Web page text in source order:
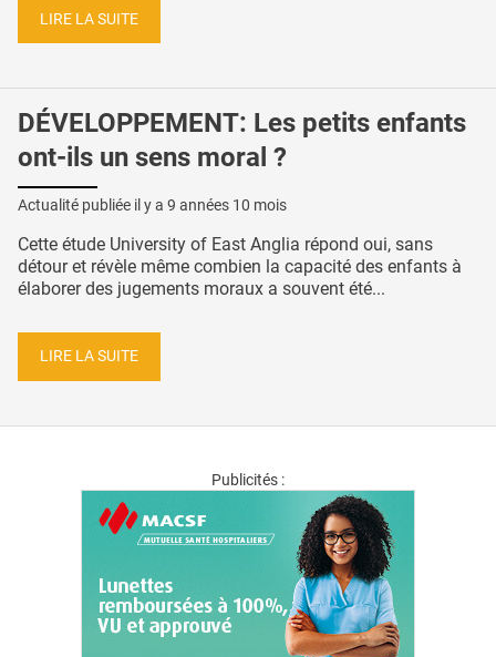
LIRE LA SUITE
DÉVELOPPEMENT: Les petits enfants
ont-ils un sens moral ?
Actualité publiée il y a 9 années 10 mois
Cette étude University of East Anglia répond oui, sans
détour et révèle même combien la capacité des enfants à
élaborer des jugements moraux a souvent été...
LIRE LA SUITE
Publicités :